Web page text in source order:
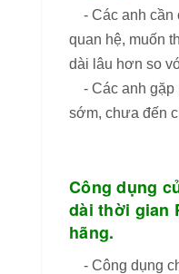
- Các anh cần
quan hệ, muốn
dài lâu hơn so
- Các anh gặp
sớm, chưa đến
Công dụng
dài thời gian
hãng.
- Công dụng